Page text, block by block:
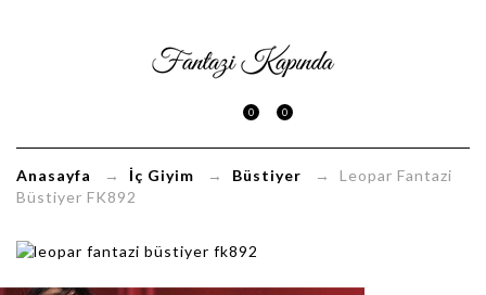
0 0
Anasayfa → İç Giyim → Büstiyer → Leopar Fantazi
Büstiyer FK892